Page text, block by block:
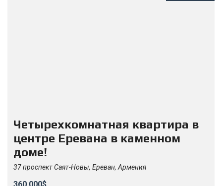
Четырехкомнатная квартира в
центре Еревана в каменном
доме!
37 проспект Саят-Новы, Ереван, Армения